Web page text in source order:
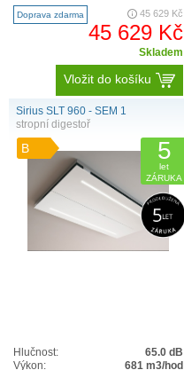
pásky – regulace int..
Doprava zdarma 45 629 Kč
45 629 Kč
Skladem
Vložit do košíku
Sirius SLT 960 - SEM 1
stropní digestoř
B 5
let
ZÁRUKA
Hlučnost:
65.0 dB
Výkon:
681 m3/hod